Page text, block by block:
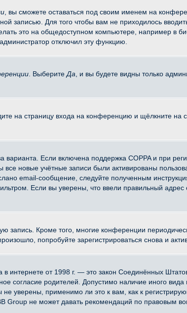
, вы сможете оставаться под своим именем на
записью. Для того чтобы вам не приходилось
это на общедоступном компьютере, например в
администратор отключил эту функцию.
. Выберите Да , и вы будете видны только
на страницу входа на конференцию и щёлкните на
Если включена поддержка COPPA и при
новые учётные записи были активированы
email-сообщение, следуйте полученным
Если вы уверены, что ввели правильный адрес
запись. Кроме того, многие конференции
попробуйте зарегистрироваться снова и
интернете от 1998 г. — это закон Соединённых
родителей. Допустимо наличие иного вида
уверены, применимо ли это к вам, как к
Group не может давать рекомендаций по правовым